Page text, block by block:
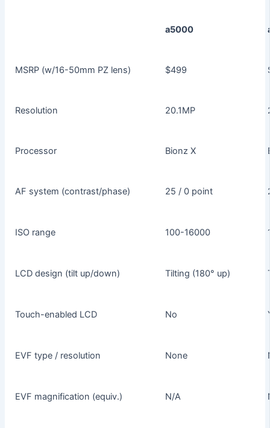
a5000
MSRP (w/16-50mm PZ lens) $499
Resolution 20.1MP
Processor Bionz X
AF system (contrast/phase) 25 / 0 point
ISO range 100-16000
LCD design (tilt up/down) Tilting (180° up)
Touch-enabled LCD No
EVF type / resolution None
EVF magnification (equiv.) N/A